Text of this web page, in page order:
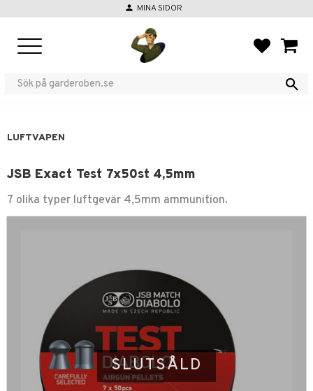
person MINA SIDOR
LUFTVAPEN
JSB Exact Test 7x50st 4,5mm
7 olika typer luftgevär 4,5mm ammunition.
SLUTSÅLD